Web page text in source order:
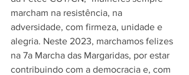
marcham na resistência, na
adversidade, com firmeza, unidade e
alegria. Neste 2023, marchamos felizes
na 7a Marcha das Margaridas, por estar
contribuindo com a democracia e, com